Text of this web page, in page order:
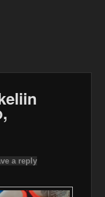
a reply